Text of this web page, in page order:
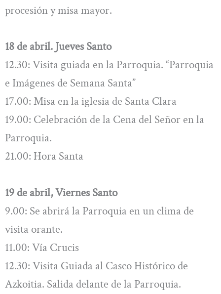
procesión y misa mayor.
18 de abril. Jueves Santo
12.30: Visita guiada en la Parroquia. “Parroquia
e Imágenes de Semana Santa”
17.00: Misa en la iglesia de Santa Clara
19.00: Celebración de la Cena del Señor en la
Parroquia.
21.00: Hora Santa
19 de abril, Viernes Santo
9.00: Se abrirá la Parroquia en un clima de
visita orante.
11.00: Vía Crucis
12.30: Visita Guiada al Casco Histórico de
Azkoitia. Salida delante de la Parroquia.